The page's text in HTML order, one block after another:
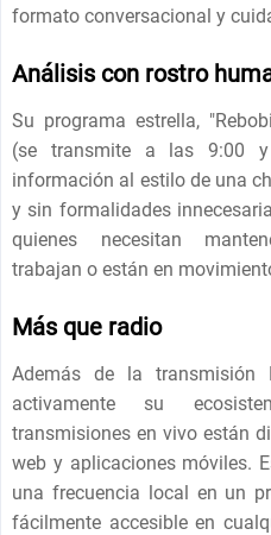
formato conversacional y
Análisis con rostro
Su programa estrella,
(se transmite a las 9:00
información al estilo de una
y sin formalidades
quienes necesitan
trabajan o están en
Más que radio
Además de la transmisión
activamente su
transmisiones en vivo están
web y aplicaciones móviles.
una frecuencia local en un
fácilmente accesible en